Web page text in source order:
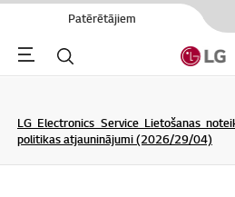
Patērētājiem
Menu Meklēt
LG Electronics Service Lietošanas
politikas atjauninājumi (2026/29/04)